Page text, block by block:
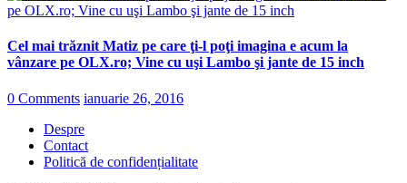
Cel mai trăznit Matiz pe care ţi-l poţi imagina e acum la
vânzare pe OLX.ro; Vine cu uşi Lambo şi jante de 15 inch
0 Comments ianuarie 26, 2016
Despre
Contact
Politică de confidențialitate